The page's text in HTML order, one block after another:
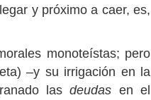
y próximo a caer, es,
monoteístas; pero
–y su irrigación en la
lasdeudas en el